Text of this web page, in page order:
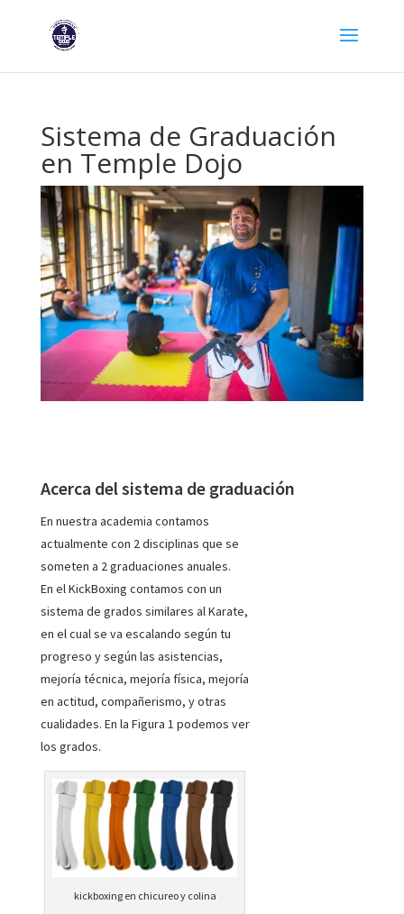
Sistema de Graduación
en Temple Dojo
Acerca del sistema de graduación
En nuestra academia contamos
actualmente con 2 disciplinas que se
someten a 2 graduaciones anuales.
En el KickBoxing contamos con un
sistema de grados similares al Karate,
en el cual se va escalando según tu
progreso y según las asistencias,
mejoría técnica, mejoría física, mejoría
en actitud, compañerismo, y otras
cualidades. En la Figura 1 podemos ver
los grados.
kickboxing en chicureo y colina